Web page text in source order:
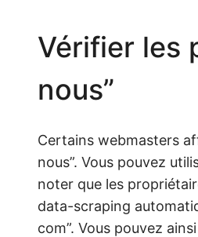
Vérifier les
nous”
Certains webmasters
nous”. Vous pouvez
noter que les
data-scraping
com”. Vous pouvez